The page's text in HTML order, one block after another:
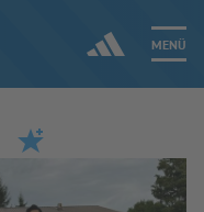
MENÜ
Jetzt einloggen